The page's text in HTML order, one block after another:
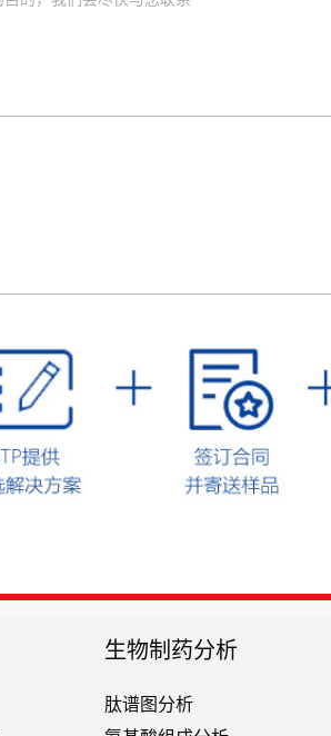
生物制药分析
肽谱图分析